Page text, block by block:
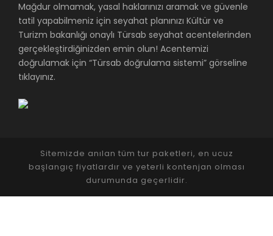
Mağdur olmamak, yasal haklarınızı aramak ve güvenle
tatil yapabilmeniz için seyahat planınızı Kültür ve
Turizm bakanlığı onaylı Türsab seyahat acentelerinden
gerçekleştirdiğinizden emin olun! Acentemizi
doğrulamak için “Türsab doğrulama sistemi” görseline
tıklayınız.
Sitemizde anılan tüm tur paketleri, en ucuz
başlangıç fiyatlardır ve yeterli kontenjan olması
durumunda geçerlidir.